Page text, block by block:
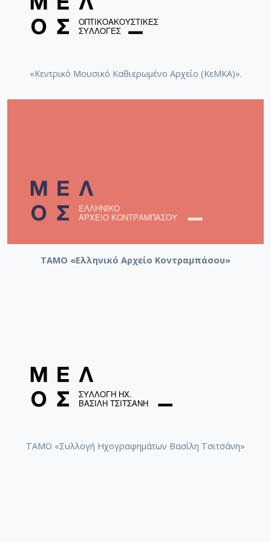
«Κεντρικό Μουσικό Καθιερωμένο Αρχείο (ΚεΜΚΑ)».
ΤΑΜΟ «Ελληνικό Αρχείο Κοντραμπάσου»
ΤΑΜΟ «Συλλογή Ηχογραφημάτων Βασίλη Τσιτσάνη»